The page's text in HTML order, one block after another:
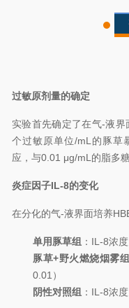
过敏原剂量的确定
实验首先确定了在气-液
个过敏原单位/mL的豚草
应，与0.01 μg/mL的脂多
炎症因子IL-8的变化
在分化的气-液界面培养
单用豚草组 ：IL-8浓
豚草+野火燃烧烟雾组
0.01）
阴性对照组 ：IL-8浓